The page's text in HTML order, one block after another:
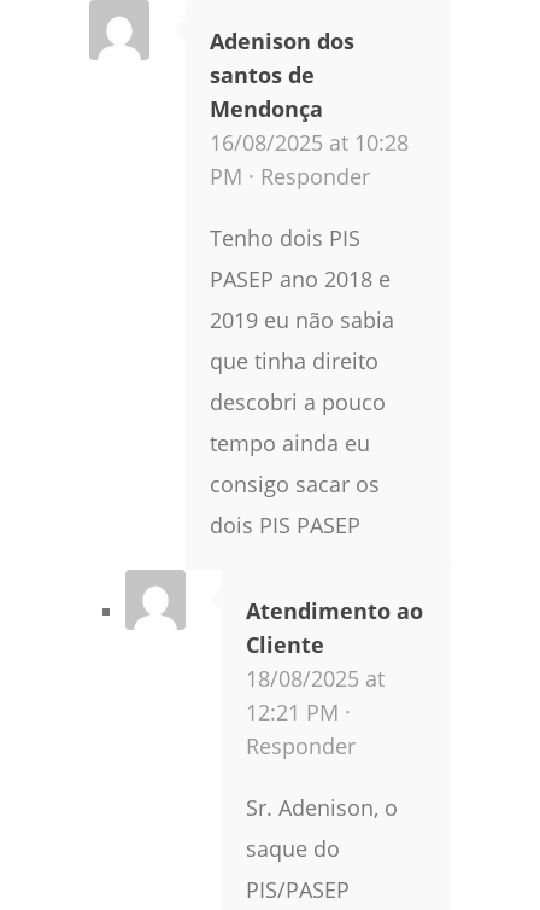
Adenison dos
santos de
Mendonça
16/08/2025 at 10:28
PM · Responder
Tenho dois PIS
PASEP ano 2018 e
2019 eu não sabia
que tinha direito
descobri a pouco
tempo ainda eu
consigo sacar os
dois PIS PASEP
Atendimento ao
Cliente
18/08/2025 at
12:21 PM ·
Responder
Sr. Adenison, o
saque do
PIS/PASEP